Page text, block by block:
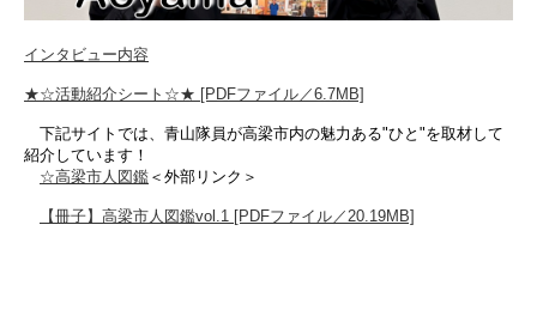
インタビュー内容
★☆活動紹介シート☆★ [PDFファイル／6.7MB]
​​ 下記サイトでは、青山隊員が高梁市内の魅力ある"ひと"を取材して
紹介しています！​
☆高梁市人図鑑 ＜外部リンク＞
【冊子】高梁市人図鑑vol.1 [PDFファイル／20.19MB]